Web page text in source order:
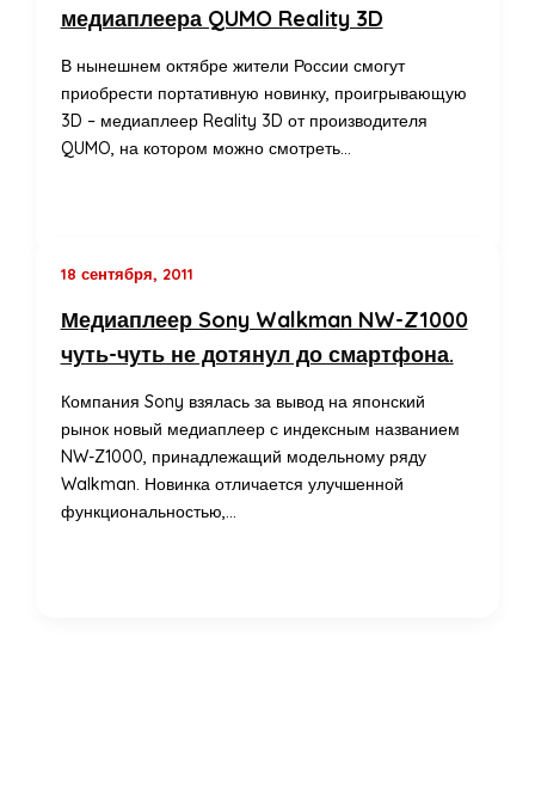
медиаплеера QUMO Reality 3D
В нынешнем октябре жители России смогут
приобрести портативную новинку, проигрывающую
3D – медиаплеер Reality 3D от производителя
QUMO, на котором можно смотреть…
18 сентября, 2011
Медиаплеер Sony Walkman NW-Z1000
чуть-чуть не дотянул до смартфона.
Компания Sony взялась за вывод на японский
рынок новый медиаплеер с индексным названием
NW-Z1000, принадлежащий модельному ряду
Walkman. Новинка отличается улучшенной
функциональностью,…